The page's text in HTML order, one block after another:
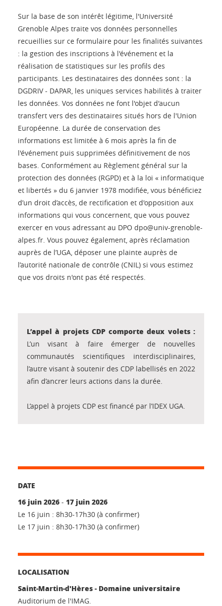
Sur la base de son intérêt légitime, l'Université
Grenoble Alpes traite vos données personnelles
recueillies sur ce formulaire pour les finalités suivantes
: la gestion des inscriptions à l'événement et la
réalisation de statistiques sur les profils des
participants. Les destinataires des données sont : la
DGDRIV - DAPAR, les uniques services habilités à traiter
les données. Vos données ne font l'objet d'aucun
transfert vers des destinataires situés hors de l'Union
Européenne. La durée de conservation des
informations est limitée à 6 mois après la fin de
l'événement puis supprimées définitivement de nos
bases. Conformément au Règlement général sur la
protection des données (RGPD) et à la loi « informatique
et libertés » du 6 janvier 1978 modifiée, vous bénéficiez
d’un droit d’accès, de rectification et d'opposition aux
informations qui vous concernent, que vous pouvez
exercer en vous adressant au DPO dpo@univ-grenoble-
alpes.fr. Vous pouvez également, après réclamation
auprès de l’UGA, déposer une plainte auprès de
l’autorité nationale de contrôle (CNIL) si vous estimez
que vos droits n'ont pas été respectés.
L’appel à projets CDP comporte deux volets :
L’un visant à faire émerger de nouvelles
communautés scientifiques interdisciplinaires,
l’autre visant à soutenir des CDP labellisés en 2022
afin d’ancrer leurs actions dans la durée.
L’appel à projets CDP est financé par l’IDEX UGA.
DATE
16 juin 2026 - 17 juin 2026
Le 16 juin : 8h30-17h30 (à confirmer)
Le 17 juin : 8h30-17h30 (à confirmer)
LOCALISATION
Saint-Martin-d'Hères - Domaine universitaire
Auditorium de l'IMAG.